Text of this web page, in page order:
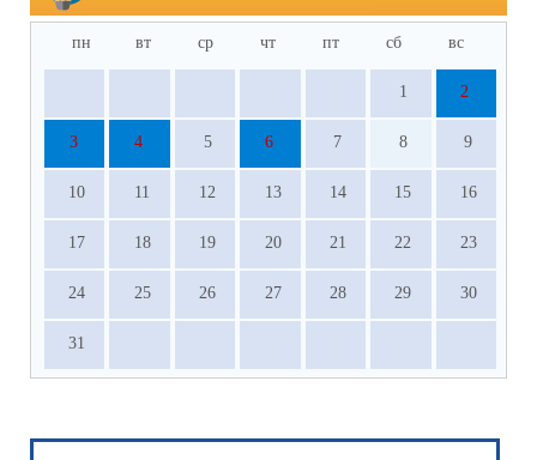
пн вт ср чт пт сб вс
1 2
3 4 5 6 7 8 9
10 11 12 13 14 15 16
17 18 19 20 21 22 23
24 25 26 27 28 29 30
31